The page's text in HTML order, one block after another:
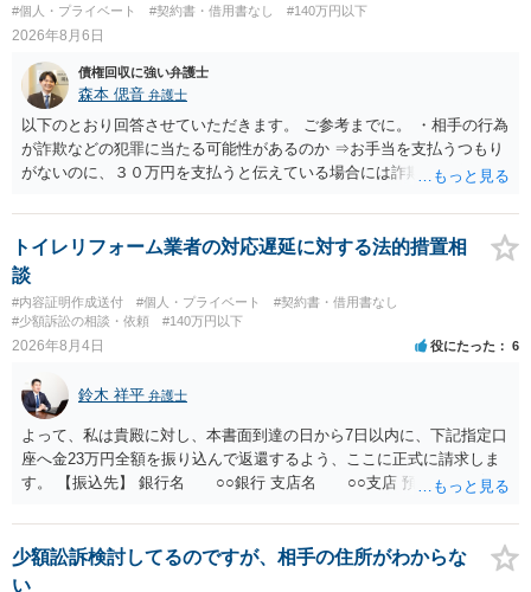
#個人・プライベート
#契約書・借用書なし #140万円以下
2026年8月6日
債権回収に強い弁護士
森本 偲音 弁護士
以下のとおり回答させていただきます。 ご参考までに。 ・相手の行為
が詐欺などの犯罪に当たる可能性があるのか ⇒お手当を支払うつもり
がないのに、３０万円を支払うと伝えている場合には詐欺罪に該当す
段が取れるのか ⇒契約に基づく履行請求として３０万円を請求するこ
とが考えられますが、 パパ活の契約は、売春防止法に抵触する契約
であるため、公序良俗に反する契約として 民法上無効（民法９０
条）となるため、相手方に請求できない可能性が高いです。 ・相手の
氏名や住所が分からない状態でも対応可能なのか ⇒訴訟等の裁判上の
手続を利用する場合には、原則として相手方の住所・氏名を把握して
トイレリフォーム業者の対応遅延に対する法的措置相
談
#内容証明作成送付 #個人・プライベート
#契約書・借用書なし
#少額訴訟の相談・依頼
#140万円以下
2026年8月4日 役にたった 6
鈴木 祥平 弁護士
よって、私は貴殿に対し、本書面到達の日から7日以内に、下記指定口
座へ金23万円全額を振り込んで返還するよう、ここに正式に請求しま
す。 【振込先】 銀行名 ○○銀行 支店名 ○○支店 預金種別 普通
されない場合には、貴殿には任意に返金する意思がないものと判断
し、やむを得ず、返還金23万円及びこれに対する遅延損害金の支払い
を求める民事訴訟、支払督促その他必要な法的手続を直ちに講じま
少額訟訴検討してるのですが、相手の住所がわからな
い